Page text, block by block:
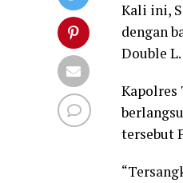
Kali ini,
dengan
Double L.
Kapolres
tersebut